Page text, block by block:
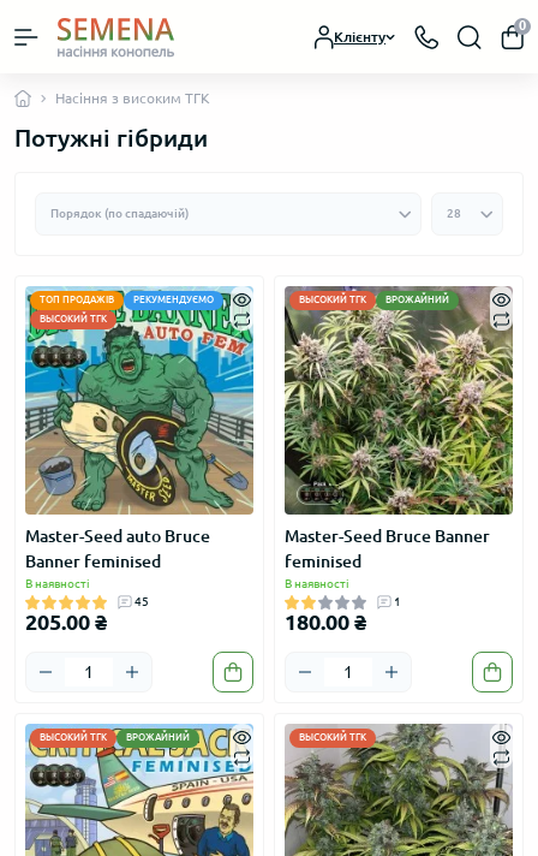
Клієнту
0
Насіння з високим ТГК
Потужні гібриди
ТОП ПРОДАЖІВ
РЕКУМЕНДУЄМО
ВЫСОКИЙ ТГК
Master-Seed auto Bruce
Banner feminised
В наявності
45
205.00 ₴
ВЫСОКИЙ ТГК ВРОЖАЙНИЙ
Master-Seed Bruce Banner
feminised
В наявності
1
180.00 ₴
ВЫСОКИЙ ТГК ВРОЖАЙНИЙ ВЫСОКИЙ ТГК